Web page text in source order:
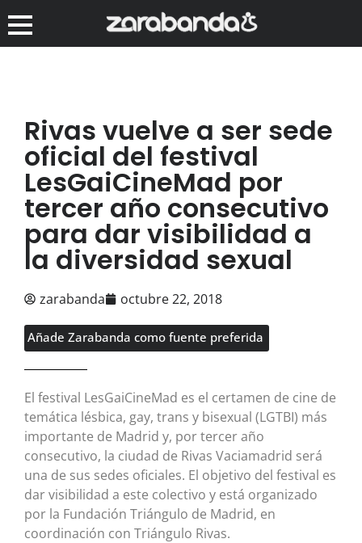
Rivas vuelve a ser sede
oficial del festival
LesGaiCineMad por
tercer año consecutivo
para dar visibilidad a
la diversidad sexual
zarabanda octubre 22, 2018
Añade Zarabanda como fuente preferida
El festival LesGaiCineMad es el certamen de cine de
temática lésbica, gay, trans y bisexual (LGTBI) más
importante de Madrid y, por tercer año
consecutivo, la ciudad de Rivas Vaciamadrid será
una de sus sedes oficiales. El objetivo del festival es
dar visibilidad a este colectivo y está organizado
por la Fundación Triángulo de Madrid, en
coordinación con Triángulo Rivas.